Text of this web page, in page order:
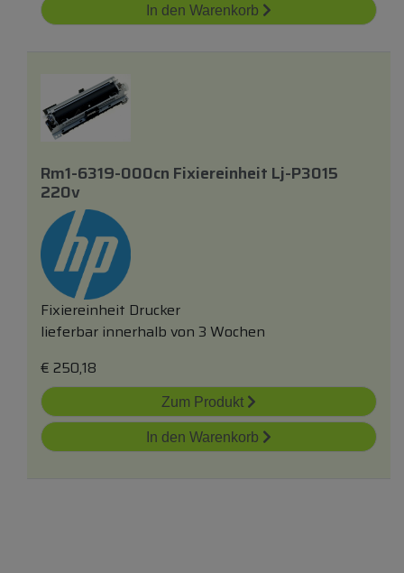
In den Warenkorb
Rm1-6319-000cn Fixiereinheit Lj-P3015
220v
Fixiereinheit Drucker
lieferbar innerhalb von 3 Wochen
€ 250,18
Zum Produkt
In den Warenkorb